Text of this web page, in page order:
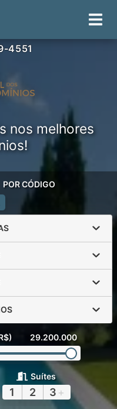
4551
nos melhores
POR CÓDIGO
29.200.000
Suítes
1 2 3 +